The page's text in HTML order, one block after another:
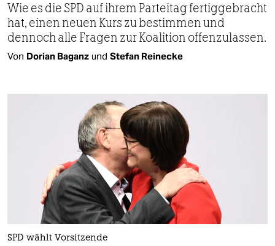
Wie es die SPD auf ihrem Parteitag fertig­gebracht
hat, einen neuen Kurs zu bestimmen und
dennoch alle Fragen zur Koalition offenzulassen.
Von Dorian Baganz und Stefan Reinecke
SPD wählt Vorsitzende